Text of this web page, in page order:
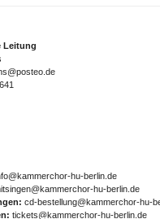
Leitung
hu-berlin.de
hu-berlin.de
cd-bestellung@kammerchor-hu-
tickets@kammerchor-hu-berlin.de